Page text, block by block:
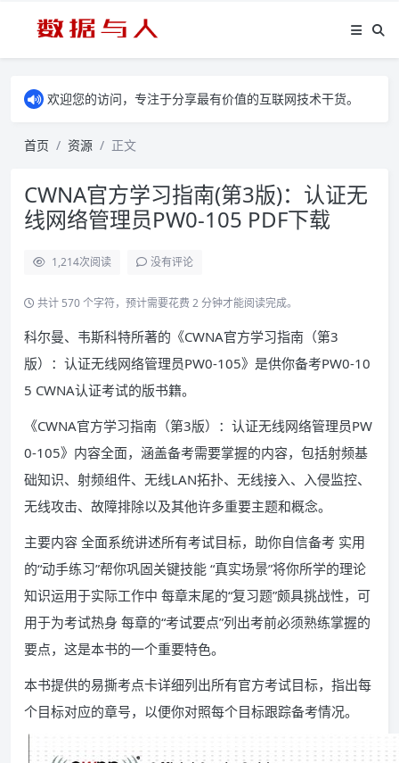
欢迎您的访问，专注于分享最有价值的互联网技术干货。
首页 资源 正文
CWNA官方学习指南(第3版)：认证无
线网络管理员PW0-105 PDF下载
1,214次阅读 没有评论
共计 570 个字符，预计需要花费 2 分钟才能阅读完成。
科尔曼、韦斯科特所著的《CWNA官方学习指南（第3
版）：认证无线网络管理员PW0-105》是供你备考PW0-10
5 CWNA认证考试的版书籍。
《CWNA官方学习指南（第3版）：认证无线网络管理员PW
0-105》内容全面，涵盖备考需要掌握的内容，包括射频基
础知识、射频组件、无线LAN拓扑、无线接入、入侵监控、
无线攻击、故障排除以及其他许多重要主题和概念。
主要内容 全面系统讲述所有考试目标，助你自信备考 实用
的“动手练习”帮你巩固关键技能 “真实场景”将你所学的理论
知识运用于实际工作中 每章末尾的“复习题”颇具挑战性，可
用于为考试热身 每章的“考试要点”列出考前必须熟练掌握的
要点，这是本书的一个重要特色。
本书提供的易撕考点卡详细列出所有官方考试目标，指出每
个目标对应的章号，以便你对照每个目标跟踪备考情况。